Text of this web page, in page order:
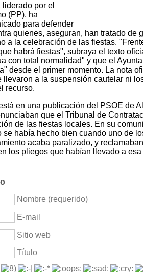
por el
(PP), ha
para defender
quienes, aseguran, han tratado de
a la celebración de las fiestas.
habrá fiestas", subraya el texto
con total normalidad" y que el
desde el primer momento. La nota
llevaron a la suspensión cautelar ni
recurso.
en una publicación del PSOE de
que el Tribunal de
de las fiestas locales. En su
había hecho bien cuando uno de
acaba paralizado, y
los pliegos que habían llevado a
Nombre (requerido)
E-mail
Sitio web
Título